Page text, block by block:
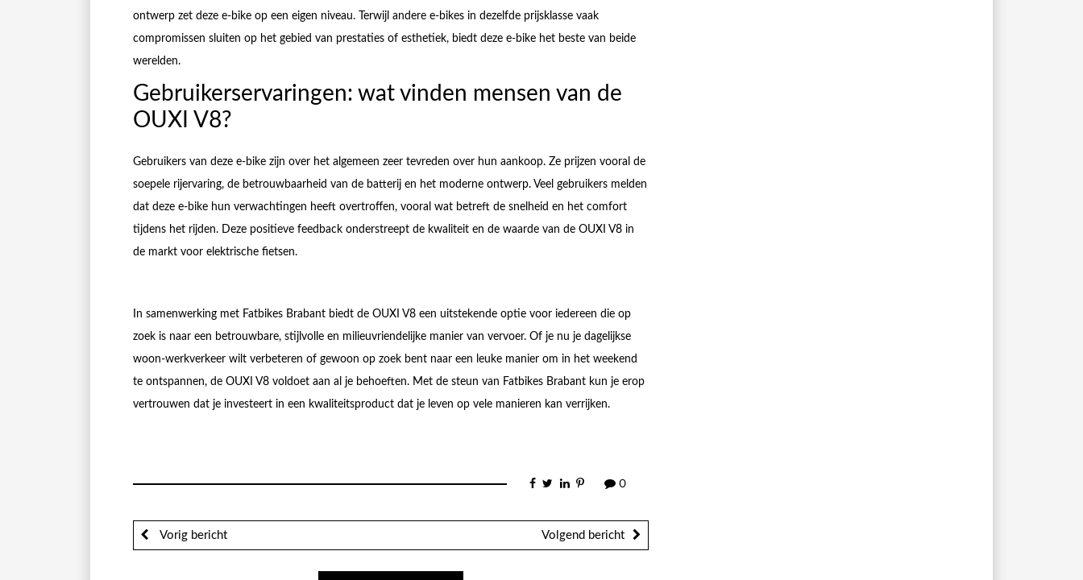
ontwerp zet deze e-bike op een eigen niveau. Terwijl andere e-bikes in dezelfde prijsklasse vaak
compromissen sluiten op het gebied van prestaties of esthetiek, biedt deze e-bike het beste van beide
werelden.
Gebruikerservaringen: wat vinden mensen van de
OUXI V8?
Gebruikers van deze e-bike zijn over het algemeen zeer tevreden over hun aankoop. Ze prijzen vooral de
soepele rijervaring, de betrouwbaarheid van de batterij en het moderne ontwerp. Veel gebruikers melden
dat deze e-bike hun verwachtingen heeft overtroffen, vooral wat betreft de snelheid en het comfort
tijdens het rijden. Deze positieve feedback onderstreept de kwaliteit en de waarde van de OUXI V8 in
de markt voor elektrische fietsen.
In samenwerking met Fatbikes Brabant biedt de OUXI V8 een uitstekende optie voor iedereen die op
zoek is naar een betrouwbare, stijlvolle en milieuvriendelijke manier van vervoer. Of je nu je dagelijkse
woon-werkverkeer wilt verbeteren of gewoon op zoek bent naar een leuke manier om in het weekend
te ontspannen, de OUXI V8 voldoet aan al je behoeften. Met de steun van Fatbikes Brabant kun je erop
vertrouwen dat je investeert in een kwaliteitsproduct dat je leven op vele manieren kan verrijken.
0
Vorig bericht Volgend bericht